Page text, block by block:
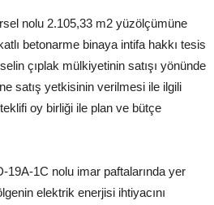
nolu 2.105,33 m2 yüzölçümüne
betonarme binaya intifa hakkı tesis
çıplak mülkiyetinin satışı yönünde
satış yetkisinin verilmesi ile ilgili
oy birliği ile plan ve bütçe
19A-1C nolu imar paftalarında yer
elektrik enerjisi ihtiyacını